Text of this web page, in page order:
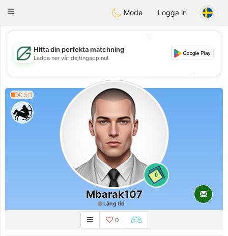
GulfDating
Toggle
Mode Logga in
💖
💕
💕
Hitta din perfekta matchning
Ladda ner vår dejtingapp nu!
0.5/1
0
Mbarak107
Lång tid
0